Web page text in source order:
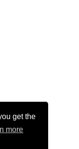
get the
more